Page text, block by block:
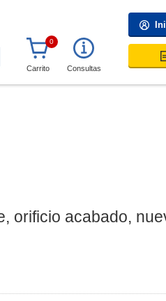
0
Carrito Consultas
orificio acabado,